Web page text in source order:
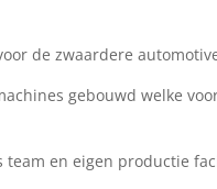
de zwaardere
gebouwd welke
team en eigen productie